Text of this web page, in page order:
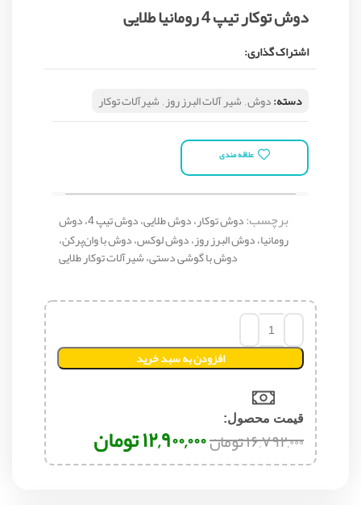
دوش توکار تیپ 4 رومانیا طلایی
اشتراک گذاری:
دسته:دوش,شیر آلات البرز روز,شیرآلات توکار
علاقه مندی
برچسب:
دوش توکار، دوش طلایی، دوش تیپ 4، دوش
رومانیا، دوش البرز روز، دوش لوکس، دوش با وان‌پرکن،
دوش با گوشی دستی، شیرآلات توکار طلایی
افزودن به سبد خرید
قیمت محصول:​
۱۶,۷۹۲,۰۰۰تومان۱۲,۹۰۰,۰۰۰تومان